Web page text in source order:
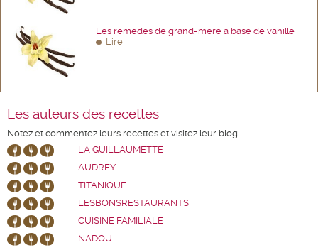
Les remèdes de grand-mère à base de vanille
Lire
Les auteurs des recettes
Notez et commentez leurs recettes et visitez leur blog.
LA GUILLAUMETTE
AUDREY
TITANIQUE
LESBONSRESTAURANTS
CUISINE FAMILIALE
NADOU